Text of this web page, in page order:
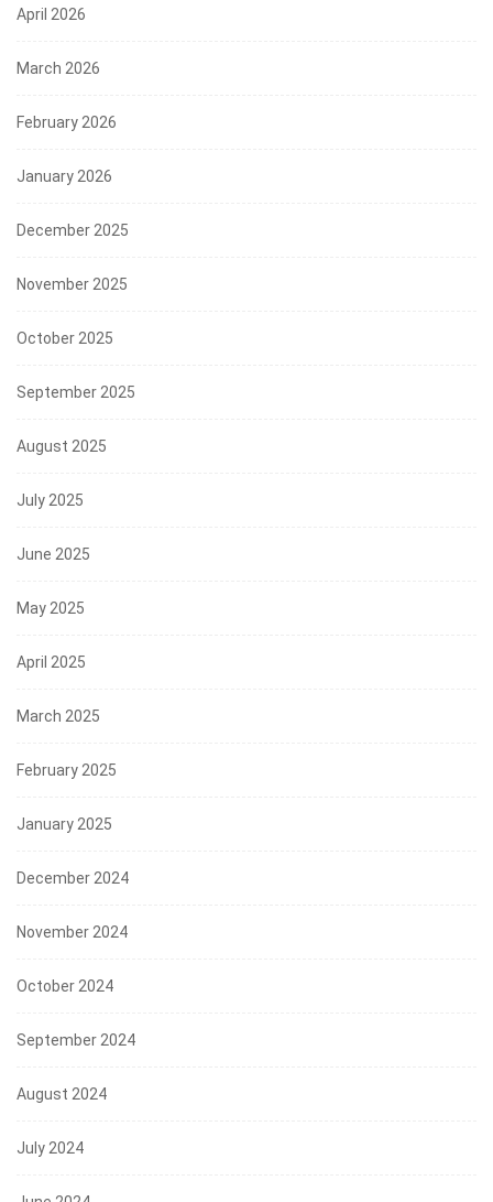
April 2026
March 2026
February 2026
January 2026
December 2025
November 2025
October 2025
September 2025
August 2025
July 2025
June 2025
May 2025
April 2025
March 2025
February 2025
January 2025
December 2024
November 2024
October 2024
September 2024
August 2024
July 2024